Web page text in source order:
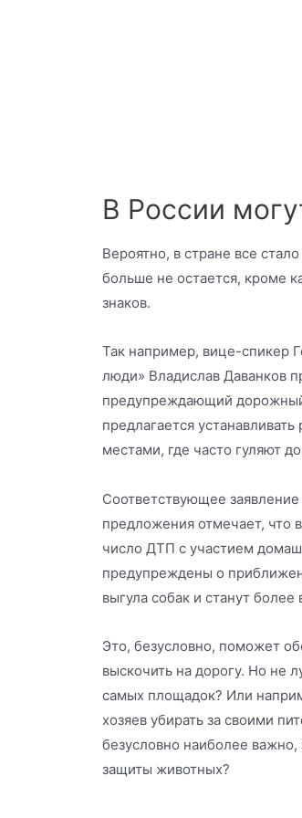
В России
Вероятно, в стране все
больше не остается, кроме
знаков.
Так например, вице-спикер
люди» Владислав Даванков
предупреждающий
предлагается
местами, где часто гуляют
Соответствующее
предложения отмечает, что
число ДТП с участием
предупреждены о
выгула собак и станут
Это, безусловно, поможет
выскочить на дорогу. Но не
самых площадок? Или
хозяев убирать за своими
безусловно наиболее
защиты животных?